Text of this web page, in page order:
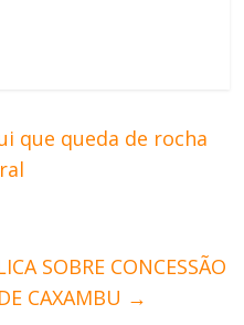
que queda de rocha
SOBRE CONCESSÃO
CAXAMBU →